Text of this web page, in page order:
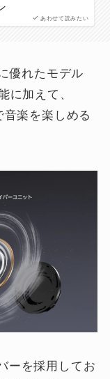
あわせて読みたい
優れたモデル
に加えて、
楽を楽しめる
ーを採用してお